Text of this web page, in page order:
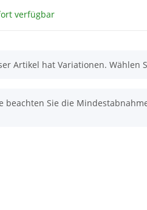
verfügbar
Artikel hat Variationen. Wählen
beachten Sie die